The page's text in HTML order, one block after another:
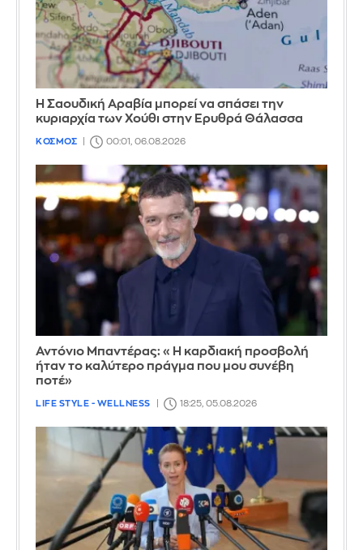
Η Σαουδική Αραβία μπορεί να σπάσει την
κυριαρχία των Χούθι στην Ερυθρά Θάλασσα
ΚΟΣΜΟΣ 00:01, 06.08.2026
Αντόνιο Μπαντέρας: «Η καρδιακή προσβολή
ήταν το καλύτερο πράγμα που μου συνέβη
ποτέ»
LIFE STYLE - WELLNESS 18:25, 05.08.2026